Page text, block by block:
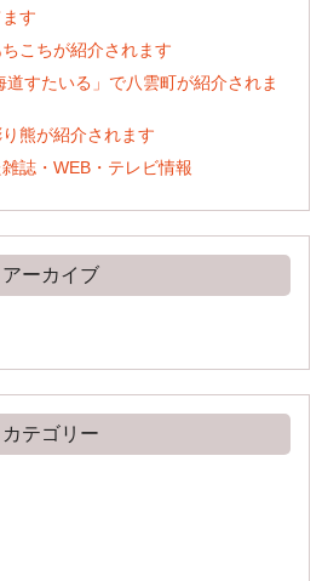
す
こちが紹介されます
すたいる」で八雲町が紹介されま
熊が紹介されます
誌・WEB・テレビ情報
アーカイブ
カテゴリー